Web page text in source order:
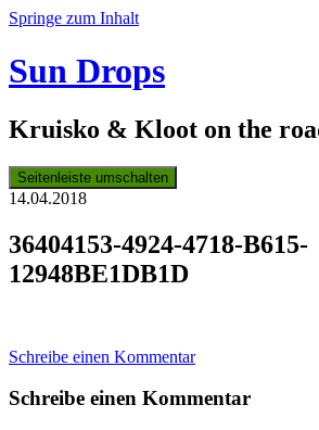
Springe zum Inhalt
Sun Drops
Kruisko & Kloot on the
Seitenleiste umschalten
14.04.2018
36404153-4924-4718-B615-
12948BE1DB1D
Schreibe einen Kommentar
Schreibe einen Kommentar